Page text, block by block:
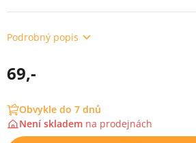
Podrobný popis
69,-
Obvykle do 7 dnů
Není skladem na prodejnách